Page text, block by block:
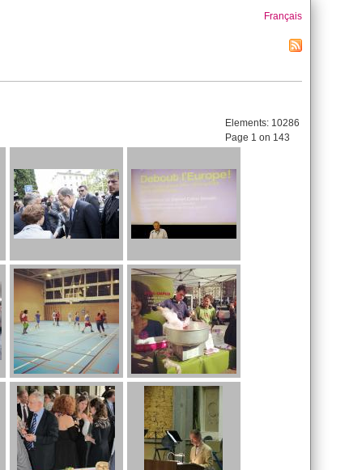
Français
Elements: 10286
Page 1 on 143